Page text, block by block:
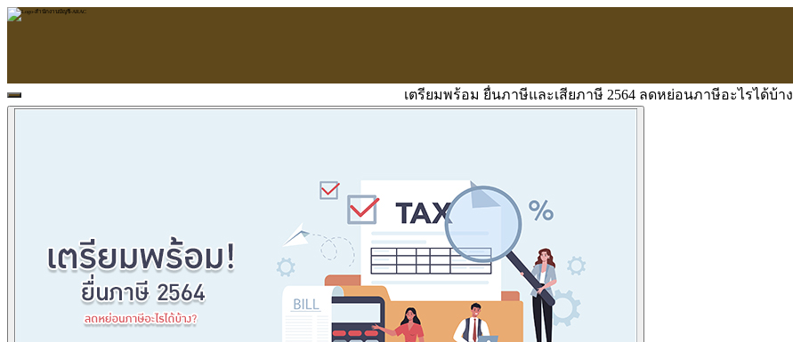
รับจัดทำบัญชี
ตรวจสอบบัญชี
บริการวางระบบบัญชี
ที่ปรึกษาวางแผนภาษีอากร
จัดทำเงินเดือน
เตรียมพร้อม ยื่นภาษีและเสียภาษี 2564 ลดหย่อนภาษีอะไรได้บ้าง